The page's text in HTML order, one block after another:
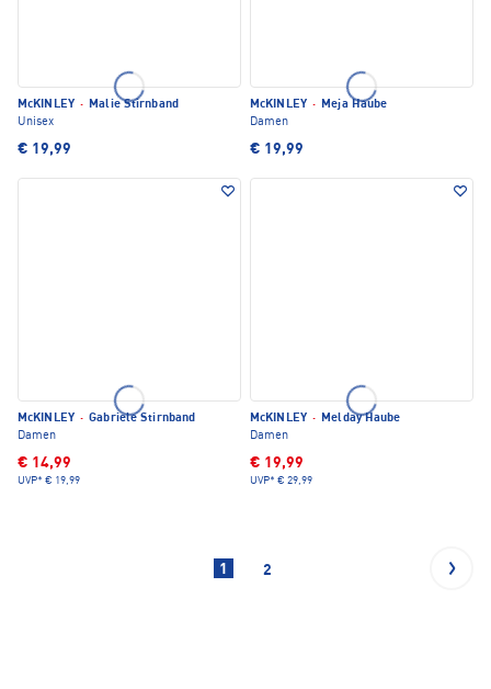
McKINLEY · Malie Stirnband
Unisex
€ 19,99
McKINLEY · Meja Haube
Damen
€ 19,99
McKINLEY · Gabriele Stirnband
Damen
€ 14,99
UVP* € 19,99
McKINLEY · Melday Haube
Damen
€ 19,99
UVP* € 29,99
1 2